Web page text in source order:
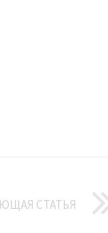
СТАТЬЯ